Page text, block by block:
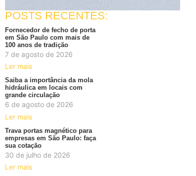
POSTS RECENTES:
Fornecedor de fecho de porta
em São Paulo com mais de
100 anos de tradição
7 de agosto de 2026
Ler mais
Saiba a importância da mola
hidráulica em locais com
grande circulação
6 de agosto de 2026
Ler mais
Trava portas magnético para
empresas em São Paulo: faça
sua cotação
30 de julho de 2026
Ler mais